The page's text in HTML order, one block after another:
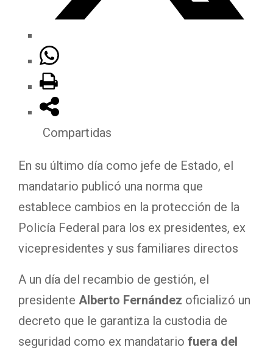
Compartidas
En su último día como jefe de Estado, el
mandatario publicó una norma que
establece cambios en la protección de la
Policía Federal para los ex presidentes, ex
vicepresidentes y sus familiares directos
A un día del recambio de gestión, el
presidente Alberto Fernández oficializó un
decreto que le garantiza la custodia de
seguridad como ex mandatario fuera del